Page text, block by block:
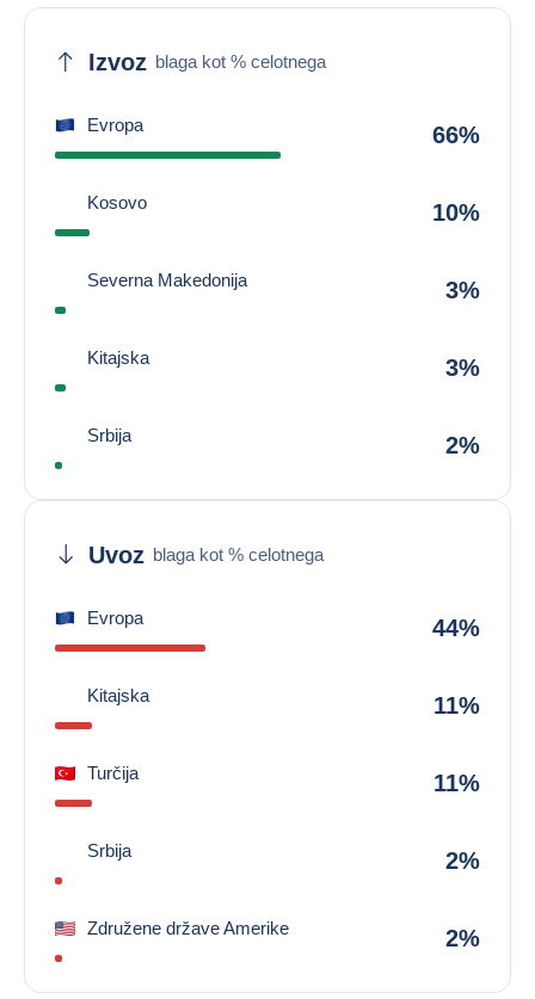
Izvoz blaga kot % celotnega
Evropa 66%
Kosovo 10%
Severna Makedonija 3%
Kitajska 3%
Srbija 2%
Uvoz blaga kot % celotnega
Evropa 44%
Kitajska 11%
Turčija 11%
Srbija 2%
Združene države Amerike 2%